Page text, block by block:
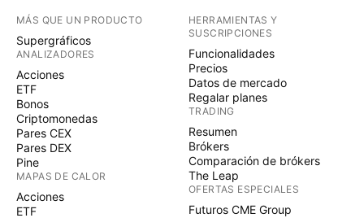
MÁS QUE UN PRODUCTO
Supergráficos
ANALIZADORES
Acciones
ETF
Bonos
Criptomonedas
Pares CEX
Pares DEX
Pine
MAPAS DE CALOR
Acciones
ETF
HERRAMIENTAS Y
SUSCRIPCIONES
Funcionalidades
Precios
Datos de mercado
Regalar planes
TRADING
Resumen
Brókers
Comparación de brókers
The Leap
OFERTAS ESPECIALES
Futuros CME Group